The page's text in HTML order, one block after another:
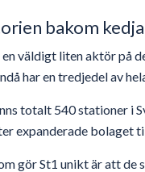
bakom
en väldigt liten aktör på
har en tredjedel av
totalt 540 stationer i
expanderade bolaget
gör St1 unikt är att de